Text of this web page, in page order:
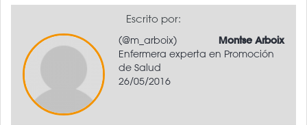
Escrito por:
Montse Arboix
(@m_arboix)
Enfermera experta en Promoción
de Salud
26/05/2016